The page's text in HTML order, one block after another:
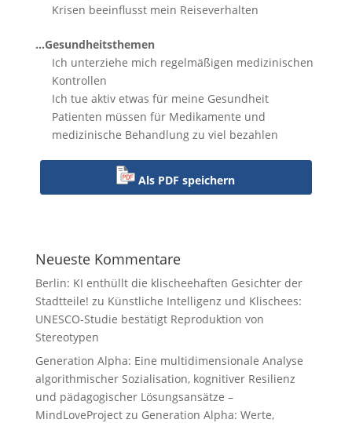
Krisen beeinflusst mein Reiseverhalten
…Gesundheitsthemen
Ich unterziehe mich regelmäßigen medizinischen
Kontrollen
Ich tue aktiv etwas für meine Gesundheit
Patienten müssen für Medikamente und
medizinische Behandlung zu viel bezahlen
Als PDF speichern
Neueste Kommentare
Berlin: KI enthüllt die klischeehaften Gesichter der
Stadtteile! zu Künstliche Intelligenz und Klischees:
UNESCO-Studie bestätigt Reproduktion von
Stereotypen
Generation Alpha: Eine multidimensionale Analyse
algorithmischer Sozialisation, kognitiver Resilienz
und pädagogischer Lösungsansätze –
MindLoveProjectzu Generation Alpha: Werte,